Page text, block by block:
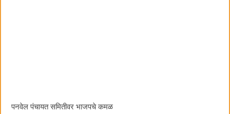
पनवेल पंचायत समितीवर भाजपचे कमळ